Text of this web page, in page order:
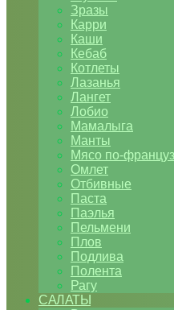
Зразы
Карри
Каши
Кебаб
Котлеты
Лазанья
Лангет
Лобио
Мамалыга
Манты
Мясо по-
Омлет
Отбивные
Паста
Паэлья
Пельмени
Плов
Подлива
Полента
Рагу
САЛАТЫ